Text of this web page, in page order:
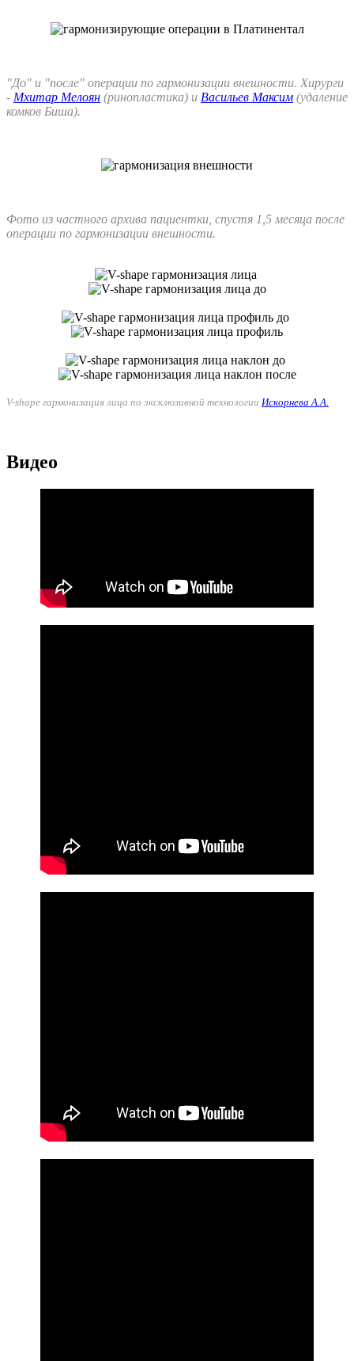
"До" и "после" операции по гармонизации внешности. Хирурги
- Мхитар Мелоян (ринопластика) и Васильев Максим (удаление
комков Биша).
Фото из частного архива пациентки, спустя 1,5 месяца после
операции по гармонизации внешности.
V-shape гармонизация лица по эксклюзивной технологии Искорнева А.А.
Видео